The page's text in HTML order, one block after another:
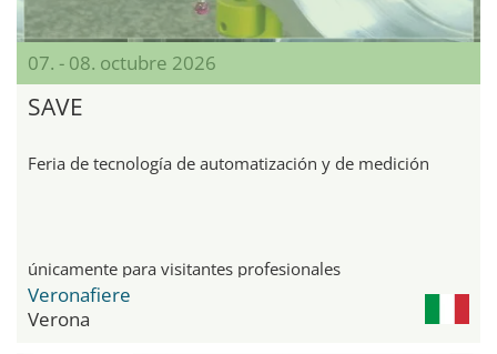
07. - 08. octubre 2026
SAVE
Feria de tecnología de automatización y de medición
únicamente para visitantes profesionales
Veronafiere
Verona